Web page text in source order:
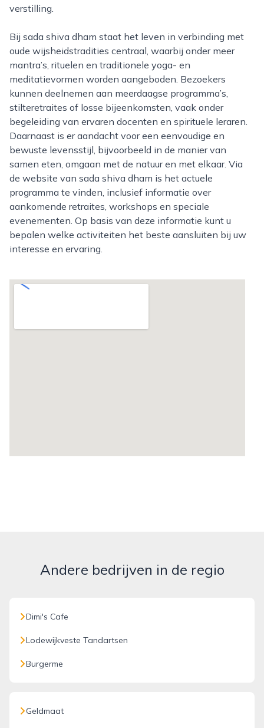
verstilling.
Bij sada shiva dham staat het leven in verbinding met
oude wijsheidstradities centraal, waarbij onder meer
mantra’s, rituelen en traditionele yoga- en
meditatievormen worden aangeboden. Bezoekers
kunnen deelnemen aan meerdaagse programma’s,
stilteretraites of losse bijeenkomsten, vaak onder
begeleiding van ervaren docenten en spirituele leraren.
Daarnaast is er aandacht voor een eenvoudige en
bewuste levensstijl, bijvoorbeeld in de manier van
samen eten, omgaan met de natuur en met elkaar. Via
de website van sada shiva dham is het actuele
programma te vinden, inclusief informatie over
aankomende retraites, workshops en speciale
evenementen. Op basis van deze informatie kunt u
bepalen welke activiteiten het beste aansluiten bij uw
interesse en ervaring.
Andere bedrijven in de regio
Dimi's Cafe
Lodewijkveste Tandartsen
Burgerme
Geldmaat